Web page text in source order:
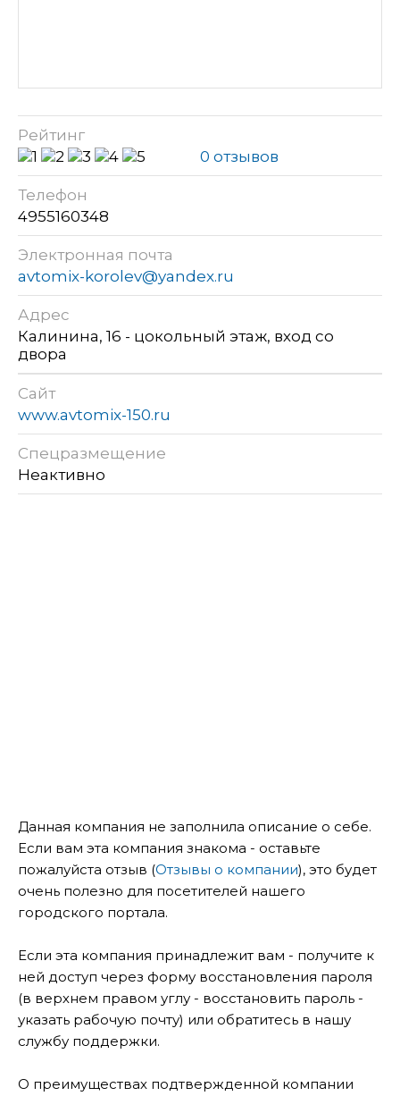
Рейтинг
0 отзывов
Телефон
4955160348
Электронная почта
avtomix-korolev@yandex.ru
Адрес
Калинина, 16 - цокольный этаж, вход со
двора
Сайт
www.avtomix-150.ru
Спецразмещение
Неактивно
Данная компания не заполнила описание о себе.
Если вам эта компания знакома - оставьте
пожалуйста отзыв (Отзывы о компании), это будет
очень полезно для посетителей нашего
городского портала.
Если эта компания принадлежит вам - получите к
ней доступ через форму восстановления пароля
(в верхнем правом углу - восстановить пароль -
указать рабочую почту) или обратитесь в нашу
службу поддержки.
О преимуществах подтвержденной компании